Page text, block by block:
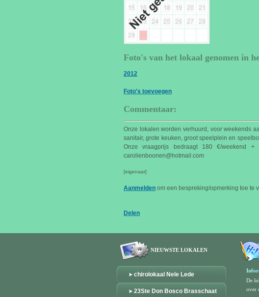
Foto's van het lokaal genomen in
2012
Foto's toevoegen
Commentaar:
Onze lokalen worden verhuurd, voor weekends
sanitair, grote keuken, groot speelplein en
Onze vraagprijs bedraagt 180 €/weekend
carolienboonen@hotmail.com
[eigenaar]
Aanmelden om een bespreking/opmerking toe te
Delen
NIEUWSTE LOKALEN
chirolokaal Nele Lede
23Ste Don Bosco Brasschaat
De
over